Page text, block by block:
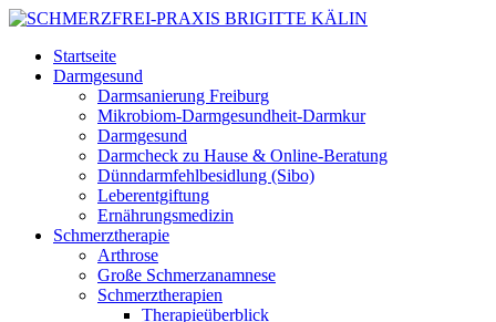
Startseite
Darmgesund
Darmsanierung Freiburg
Mikrobiom-Darmgesundheit-Darmkur
Darmgesund
Darmcheck zu Hause & Online-Beratung
Dünndarmfehlbesidlung (Sibo)
Leberentgiftung
Ernährungsmedizin
Schmerztherapie
Arthrose
Große Schmerzanamnese
Schmerztherapien
Therapieüberblick